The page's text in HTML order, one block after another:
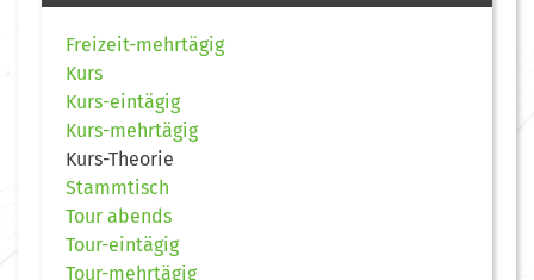
Freizeit-mehrtägig
Kurs
Kurs-eintägig
Kurs-mehrtägig
Kurs-Theorie
Stammtisch
Tour abends
Tour-eintägig
Tour-mehrtägig